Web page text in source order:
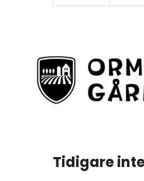
Tidigare